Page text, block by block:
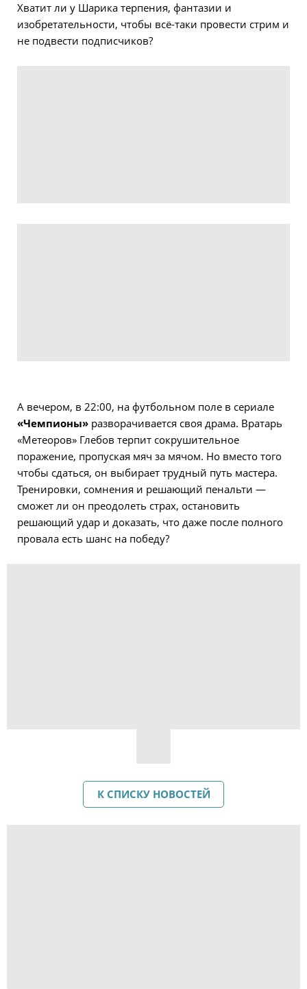
Хватит ли у Шарика терпения, фантазии и
изобретательности, чтобы всё-таки провести стрим и
не подвести подписчиков?
А вечером, в 22:00, на футбольном поле в сериале
«Чемпионы» разворачивается своя драма. Вратарь
«Метеоров» Глебов терпит сокрушительное
поражение, пропуская мяч за мячом. Но вместо того
чтобы сдаться, он выбирает трудный путь мастера.
Тренировки, сомнения и решающий пенальти —
сможет ли он преодолеть страх, остановить
решающий удар и доказать, что даже после полного
провала есть шанс на победу?
К СПИСКУ НОВОСТЕЙ